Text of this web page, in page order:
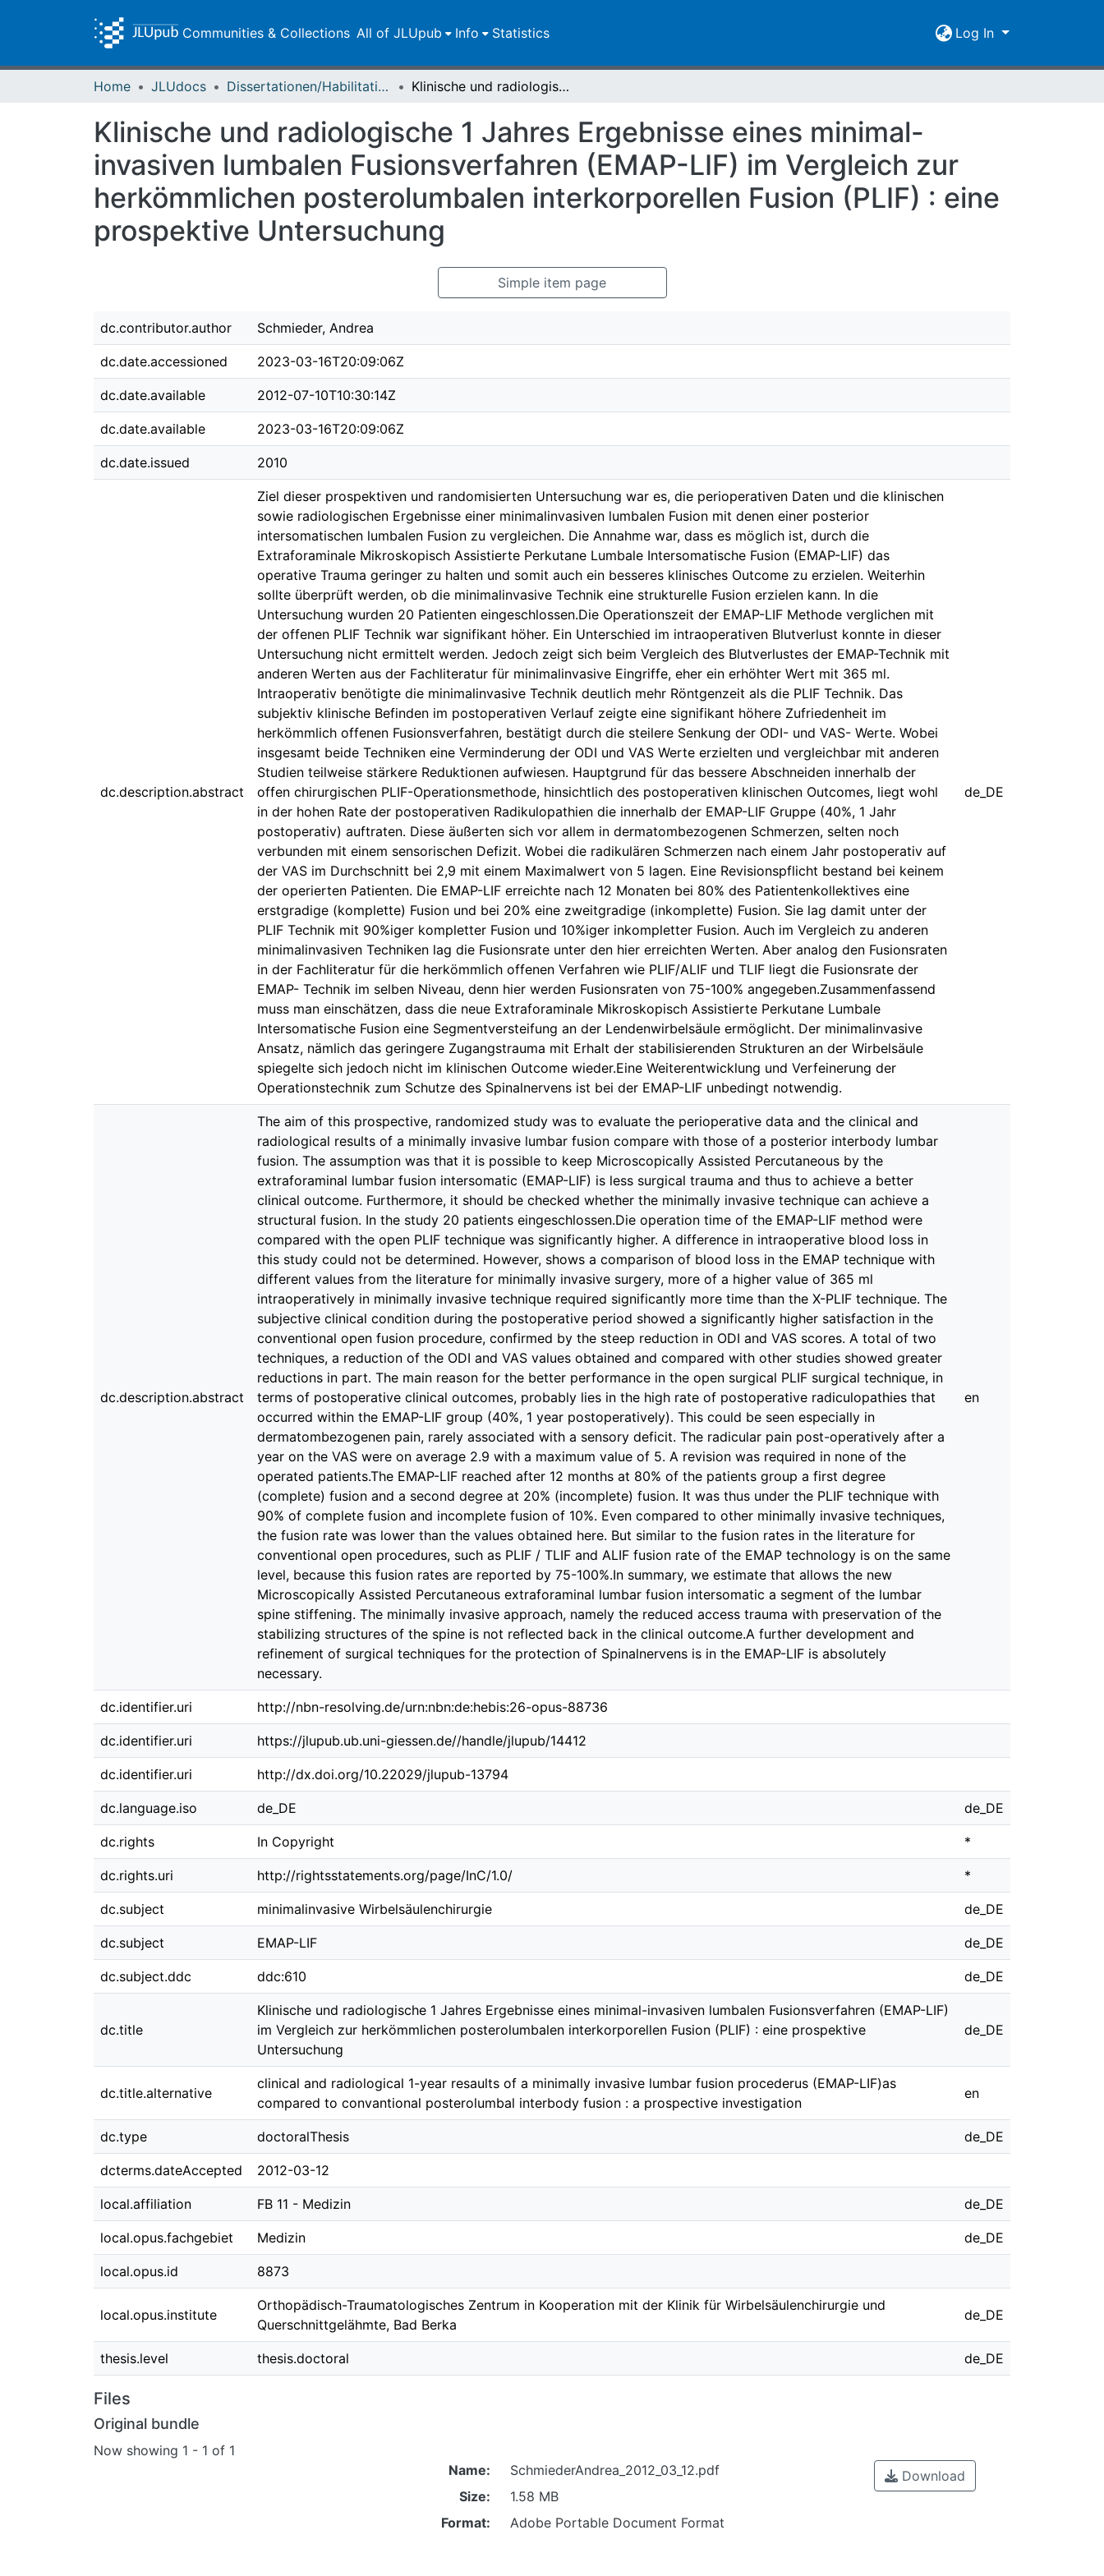
Communities & Collections All of JLUpub Info Statistics Log In
Home JLUdocs Dissertationen/Habilitationen Klinische und radiologische 1 Jahres Ergebnisse eines minimal-invasiven lumbalen Fusionsverfahren (EMAP-LIF) im Vergleich zur herkömmlichen posterolumbalen interkorporellen Fusion (PLIF) : eine prospektive Untersuchung
Klinische und radiologische 1 Jahres Ergebnisse eines minimal-
invasiven lumbalen Fusionsverfahren (EMAP-LIF) im Vergleich zur
herkömmlichen posterolumbalen interkorporellen Fusion (PLIF) : eine
prospektive Untersuchung
Simple item page
dc.contributor.author Schmieder, Andrea
dc.date.accessioned 2023-03-16T20:09:06Z
dc.date.available 2012-07-10T10:30:14Z
dc.date.available 2023-03-16T20:09:06Z
dc.date.issued 2010
dc.description.abstract
Ziel dieser prospektiven und randomisierten Untersuchung war es, die perioperativen Daten und die klinischen
sowie radiologischen Ergebnisse einer minimalinvasiven lumbalen Fusion mit denen einer posterior
intersomatischen lumbalen Fusion zu vergleichen. Die Annahme war, dass es möglich ist, durch die
Extraforaminale Mikroskopisch Assistierte Perkutane Lumbale Intersomatische Fusion (EMAP-LIF) das
operative Trauma geringer zu halten und somit auch ein besseres klinisches Outcome zu erzielen. Weiterhin
sollte überprüft werden, ob die minimalinvasive Technik eine strukturelle Fusion erzielen kann. In die
Untersuchung wurden 20 Patienten eingeschlossen.Die Operationszeit der EMAP-LIF Methode verglichen mit
der offenen PLIF Technik war signifikant höher. Ein Unterschied im intraoperativen Blutverlust konnte in dieser
Untersuchung nicht ermittelt werden. Jedoch zeigt sich beim Vergleich des Blutverlustes der EMAP-Technik mit
anderen Werten aus der Fachliteratur für minimalinvasive Eingriffe, eher ein erhöhter Wert mit 365 ml.
Intraoperativ benötigte die minimalinvasive Technik deutlich mehr Röntgenzeit als die PLIF Technik. Das
subjektiv klinische Befinden im postoperativen Verlauf zeigte eine signifikant höhere Zufriedenheit im
herkömmlich offenen Fusionsverfahren, bestätigt durch die steilere Senkung der ODI- und VAS- Werte. Wobei
insgesamt beide Techniken eine Verminderung der ODI und VAS Werte erzielten und vergleichbar mit anderen
Studien teilweise stärkere Reduktionen aufwiesen. Hauptgrund für das bessere Abschneiden innerhalb der
offen chirurgischen PLIF-Operationsmethode, hinsichtlich des postoperativen klinischen Outcomes, liegt wohl
in der hohen Rate der postoperativen Radikulopathien die innerhalb der EMAP-LIF Gruppe (40%, 1 Jahr
postoperativ) auftraten. Diese äußerten sich vor allem in dermatombezogenen Schmerzen, selten noch
verbunden mit einem sensorischen Defizit. Wobei die radikulären Schmerzen nach einem Jahr postoperativ auf
der VAS im Durchschnitt bei 2,9 mit einem Maximalwert von 5 lagen. Eine Revisionspflicht bestand bei keinem
der operierten Patienten. Die EMAP-LIF erreichte nach 12 Monaten bei 80% des Patientenkollektives eine
erstgradige (komplette) Fusion und bei 20% eine zweitgradige (inkomplette) Fusion. Sie lag damit unter der
PLIF Technik mit 90%iger kompletter Fusion und 10%iger inkompletter Fusion. Auch im Vergleich zu anderen
minimalinvasiven Techniken lag die Fusionsrate unter den hier erreichten Werten. Aber analog den Fusionsraten
in der Fachliteratur für die herkömmlich offenen Verfahren wie PLIF/ALIF und TLIF liegt die Fusionsrate der
EMAP- Technik im selben Niveau, denn hier werden Fusionsraten von 75-100% angegeben.Zusammenfassend
muss man einschätzen, dass die neue Extraforaminale Mikroskopisch Assistierte Perkutane Lumbale
Intersomatische Fusion eine Segmentversteifung an der Lendenwirbelsäule ermöglicht. Der minimalinvasive
Ansatz, nämlich das geringere Zugangstrauma mit Erhalt der stabilisierenden Strukturen an der Wirbelsäule
spiegelte sich jedoch nicht im klinischen Outcome wieder.Eine Weiterentwicklung und Verfeinerung der
Operationstechnik zum Schutze des Spinalnervens ist bei der EMAP-LIF unbedingt notwendig.
de_DE
dc.description.abstract
The aim of this prospective, randomized study was to evaluate the perioperative data and the clinical and
radiological results of a minimally invasive lumbar fusion compare with those of a posterior interbody lumbar
fusion. The assumption was that it is possible to keep Microscopically Assisted Percutaneous by the
extraforaminal lumbar fusion intersomatic (EMAP-LIF) is less surgical trauma and thus to achieve a better
clinical outcome. Furthermore, it should be checked whether the minimally invasive technique can achieve a
structural fusion. In the study 20 patients eingeschlossen.Die operation time of the EMAP-LIF method were
compared with the open PLIF technique was significantly higher. A difference in intraoperative blood loss in
this study could not be determined. However, shows a comparison of blood loss in the EMAP technique with
different values ​​from the literature for minimally invasive surgery, more of a higher value of 365 ml
intraoperatively in minimally invasive technique required significantly more time than the X-PLIF technique. The
subjective clinical condition during the postoperative period showed a significantly higher satisfaction in the
conventional open fusion procedure, confirmed by the steep reduction in ODI and VAS scores. A total of two
techniques, a reduction of the ODI and VAS values ​​obtained and compared with other studies showed greater
reductions in part. The main reason for the better performance in the open surgical PLIF surgical technique, in
terms of postoperative clinical outcomes, probably lies in the high rate of postoperative radiculopathies that
occurred within the EMAP-LIF group (40%, 1 year postoperatively). This could be seen especially in
dermatombezogenen pain, rarely associated with a sensory deficit. The radicular pain post-operatively after a
year on the VAS were on average 2.9 with a maximum value of 5. A revision was required in none of the
operated patients.The EMAP-LIF reached after 12 months at 80% of the patients group a first degree
(complete) fusion and a second degree at 20% (incomplete) fusion. It was thus under the PLIF technique with
90% of complete fusion and incomplete fusion of 10%. Even compared to other minimally invasive techniques,
the fusion rate was lower than the values ​​obtained here. But similar to the fusion rates in the literature for
conventional open procedures, such as PLIF / TLIF and ALIF fusion rate of the EMAP technology is on the same
level, because this fusion rates are reported by 75-100%.In summary, we estimate that allows the new
Microscopically Assisted Percutaneous extraforaminal lumbar fusion intersomatic a segment of the lumbar
spine stiffening. The minimally invasive approach, namely the reduced access trauma with preservation of the
stabilizing structures of the spine is not reflected back in the clinical outcome.A further development and
refinement of surgical techniques for the protection of Spinalnervens is in the EMAP-LIF is absolutely
necessary.
en
dc.identifier.uri http://nbn-resolving.de/urn:nbn:de:hebis:26-opus-88736
dc.identifier.uri https://jlupub.ub.uni-giessen.de//handle/jlupub/14412
dc.identifier.uri http://dx.doi.org/10.22029/jlupub-13794
dc.language.iso de_DE de_DE
dc.rights In Copyright *
dc.rights.uri http://rightsstatements.org/page/InC/1.0/ *
dc.subject minimalinvasive Wirbelsäulenchirurgie de_DE
dc.subject EMAP-LIF de_DE
dc.subject.ddc ddc:610 de_DE
dc.title
Klinische und radiologische 1 Jahres Ergebnisse eines minimal-invasiven lumbalen Fusionsverfahren (EMAP-LIF)
im Vergleich zur herkömmlichen posterolumbalen interkorporellen Fusion (PLIF) : eine prospektive
Untersuchung
de_DE
dc.title.alternative
clinical and radiological 1-year resaults of a minimally invasive lumbar fusion procederus (EMAP-LIF)as
compared to convantional posterolumbal interbody fusion : a prospective investigation
en
dc.type doctoralThesis de_DE
dcterms.dateAccepted 2012-03-12
local.affiliation FB 11 - Medizin de_DE
local.opus.fachgebiet Medizin de_DE
local.opus.id 8873
local.opus.institute
Orthopädisch-Traumatologisches Zentrum in Kooperation mit der Klinik für Wirbelsäulenchirurgie und
Querschnittgelähmte, Bad Berka
de_DE
thesis.level thesis.doctoral de_DE
Files
Original bundle
Now showing 1 - 1 of 1
Name:
SchmiederAndrea_2012_03_12.pdf
Size:
1.58 MB
Format:
Adobe Portable Document Format
Download